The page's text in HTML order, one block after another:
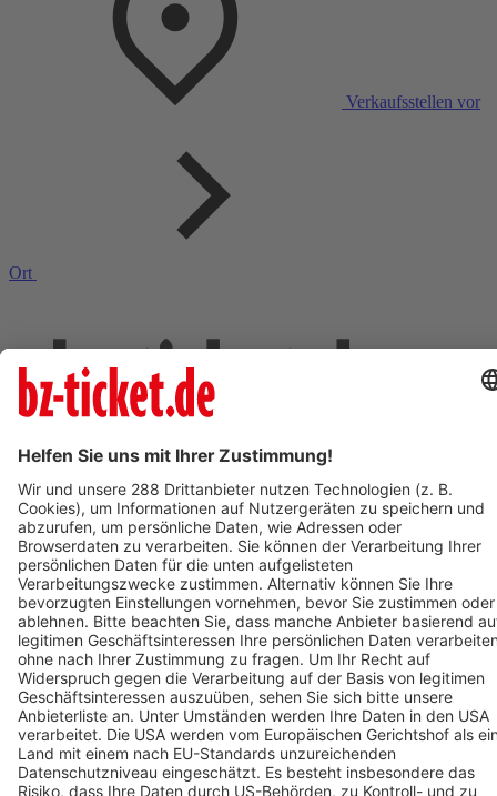
Verkaufsstellen vor
Ort
Deine Region. Deine Events.
BZ-Card schnapp.de Kontakt
Mediadaten Datenschutz Cookie-Einstellungen Impressum
+49 761 496 8888
Tickethotline Mo–Fr: 9–12 Uhr
System